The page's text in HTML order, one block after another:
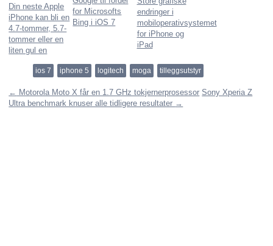
Din neste Apple
iPhone kan bli en
4.7-tommer, 5.7-
tommer eller en
liten gul en
for Microsofts
Bing i iOS 7
endringer i
mobiloperativsystemet
for iPhone og
iPad
ios 7 iphone 5 logitech moga tilleggsutstyr
← Motorola Moto X får en 1.7 GHz tokjernerprosessor Sony Xperia Z
Ultra benchmark knuser alle tidligere resultater →